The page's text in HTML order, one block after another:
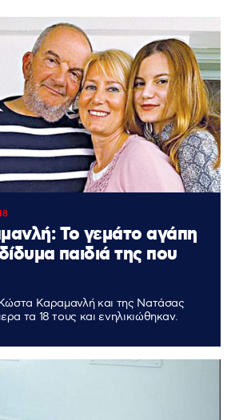
Το γεμάτο αγάπη
παιδιά της που
Καραμανλή και της Νατάσας
τα 18 τους και ενηλικιώθηκαν.